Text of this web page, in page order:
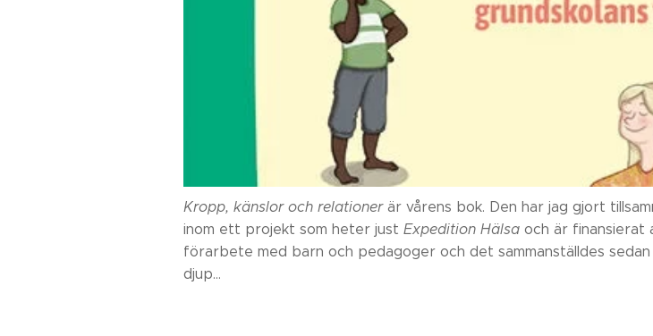
Kropp, känslor och relationerär vårens bok. Den har jag gjort
inom ett projekt som heter just Expedition Hälsaoch är finansierat
förarbete med barn och pedagoger och det sammanställdes
djup...